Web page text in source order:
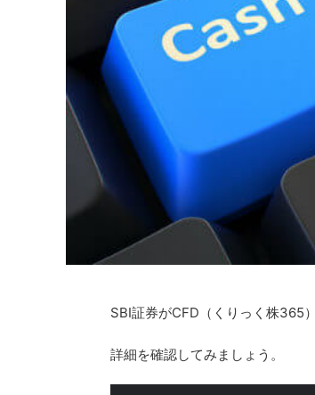
SBI証券がCFD（くりっく株365
詳細を確認してみましょう。